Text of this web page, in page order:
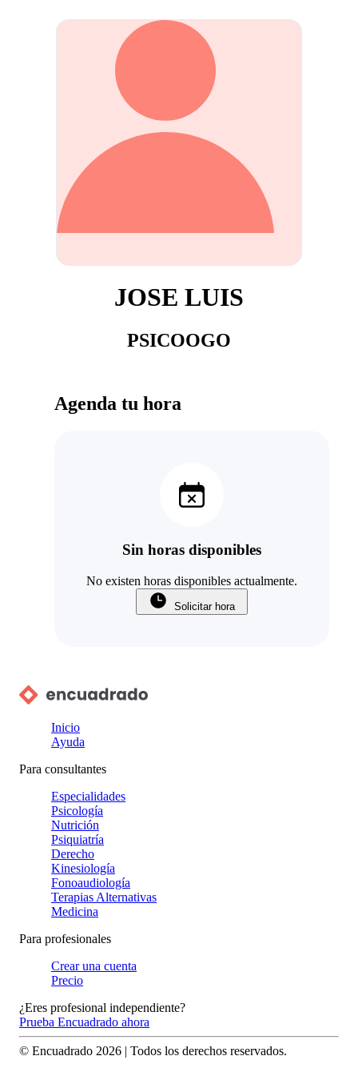
JOSE LUIS
PSICOOGO
Agenda tu hora
Sin horas disponibles
No existen horas disponibles actualmente.
Solicitar hora
Inicio
Ayuda
Para consultantes
Especialidades
Psicología
Nutrición
Psiquiatría
Derecho
Kinesiología
Fonoaudiología
Terapias Alternativas
Medicina
Para profesionales
Crear una cuenta
Precio
¿Eres profesional independiente?
Prueba Encuadrado ahora
© Encuadrado 2026 | Todos los derechos reservados.